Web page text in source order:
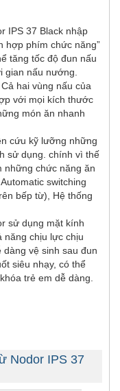
IPS 37 Black nhập
hợp phím chức năng”
tăng tốc độ đun nấu
gian nấu nướng.
hai vùng nấu của
với mọi kích thước
món ăn nhanh
cứu kỹ lưỡng những
sử dụng. chính vì thế
những chức năng ăn
switching
bếp từ), Hệ thống
sử dụng mặt kính
năng chịu lực chịu
vệ sinh sau đun
siêu nhạy, có thể
trẻ em dễ dàng.
Nodor IPS 37